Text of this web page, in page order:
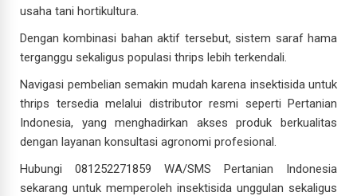
usaha tani hortikultura.
Dengan kombinasi bahan aktif tersebut, sistem saraf hama
terganggu sekaligus populasi thrips lebih terkendali.
Navigasi pembelian semakin mudah karena insektisida untuk
thrips tersedia melalui distributor resmi seperti Pertanian
Indonesia, yang menghadirkan akses produk berkualitas
dengan layanan konsultasi agronomi profesional.
Hubungi 081252271859 WA/SMS Pertanian Indonesia
sekarang untuk memperoleh insektisida unggulan sekaligus